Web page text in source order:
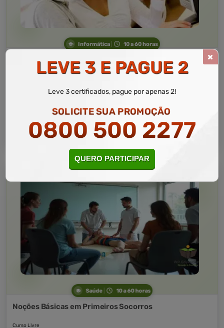
Informática 10 a 60 horas
Informática Avançada
CURSO ON-LINE
MATRICULAR AGORA
Saúde 10 a 60 horas
Noções Básicas em Primeiros Socorros
Curso Livre
LEVE 3 E PAGUE 2
Leve 3 certificados, pague por apenas 2!
SOLICITE SUA PROMOÇÃO
0800 500 2277
QUERO PARTICIPAR